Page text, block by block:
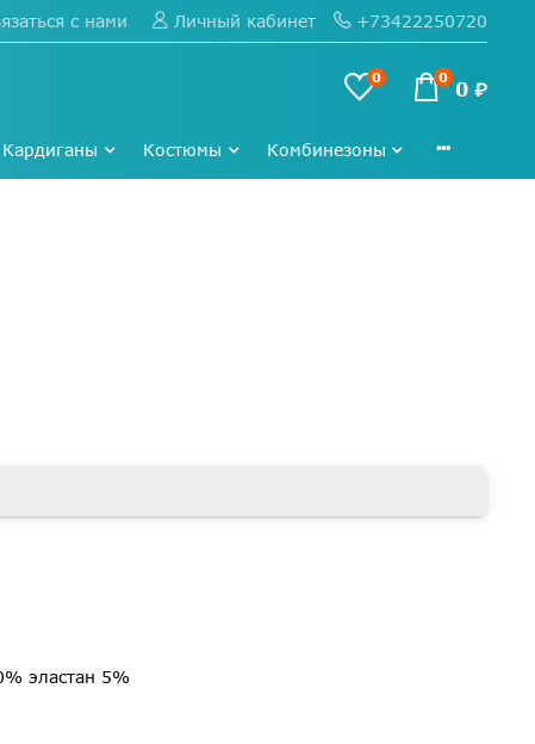
с нами Личный кабинет +73422250720
0 0 0 ₽
Кардиганы Костюмы Комбинезоны
эластан 5%